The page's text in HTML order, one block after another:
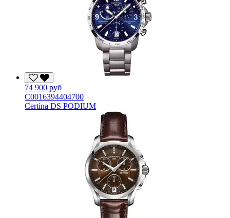
74 900 руб
C0016394404700
Certina DS PODIUM